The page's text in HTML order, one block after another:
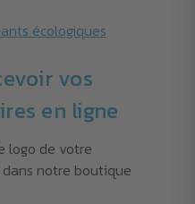
écologiques
vos
en ligne
logo de votre
notre boutique